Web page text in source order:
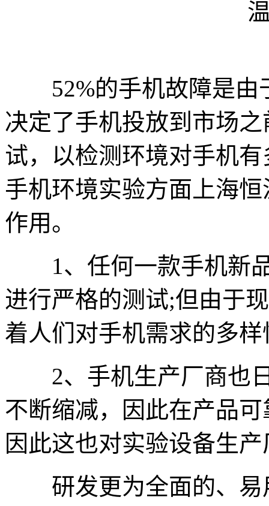
52%的手机故障是由
决定了手机投放到市场
试，以检测环境对手机
手机环境实验方面上海
作用。
1、任何一款手机新品
进行严格的测试;但由于
着人们对手机需求的多样
2、手机生产厂商也日
不断缩减，因此在产品
因此这也对实验设备生
研发更为全面的、易